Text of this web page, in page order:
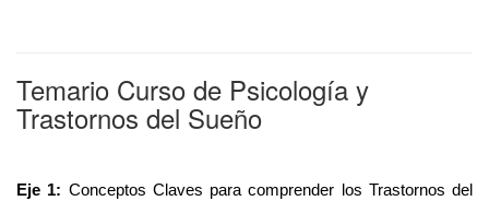
Temario Curso de Psicología y
Trastornos del Sueño
Eje 1: Conceptos Claves para comprender los Trastornos del